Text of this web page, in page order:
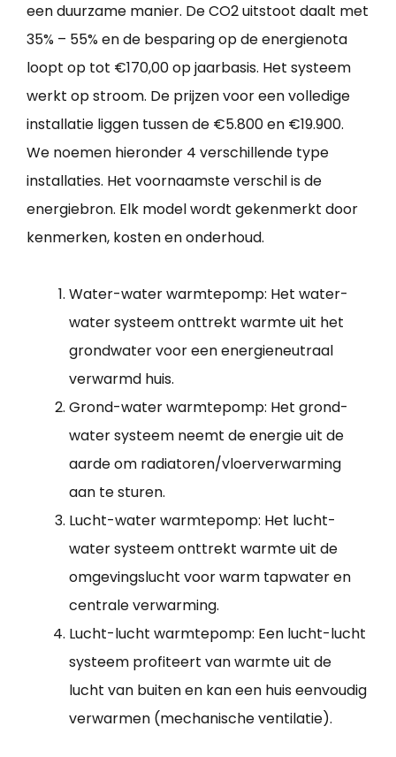
een duurzame manier. De CO2 uitstoot daalt met
35% – 55% en de besparing op de energienota
loopt op tot €170,00 op jaarbasis. Het systeem
werkt op stroom. De prijzen voor een volledige
installatie liggen tussen de €5.800 en €19.900.
We noemen hieronder 4 verschillende type
installaties. Het voornaamste verschil is de
energiebron. Elk model wordt gekenmerkt door
kenmerken, kosten en onderhoud.
Water-water warmtepomp: Het water-
water systeem onttrekt warmte uit het
grondwater voor een energieneutraal
verwarmd huis.
Grond-water warmtepomp: Het grond-
water systeem neemt de energie uit de
aarde om radiatoren/vloerverwarming
aan te sturen.
Lucht-water warmtepomp: Het lucht-
water systeem onttrekt warmte uit de
omgevingslucht voor warm tapwater en
centrale verwarming.
Lucht-lucht warmtepomp: Een lucht-lucht
systeem profiteert van warmte uit de
lucht van buiten en kan een huis eenvoudig
verwarmen (mechanische ventilatie).